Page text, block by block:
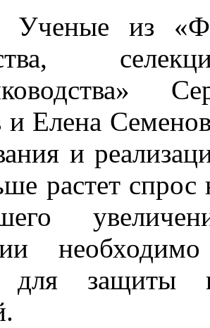
из
Елена
и
растет
для защиты